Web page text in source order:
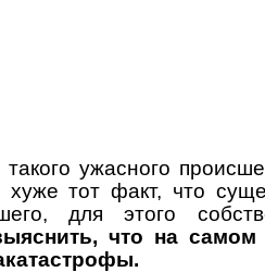
ужасного
тот факт, что
для этого
что на самом